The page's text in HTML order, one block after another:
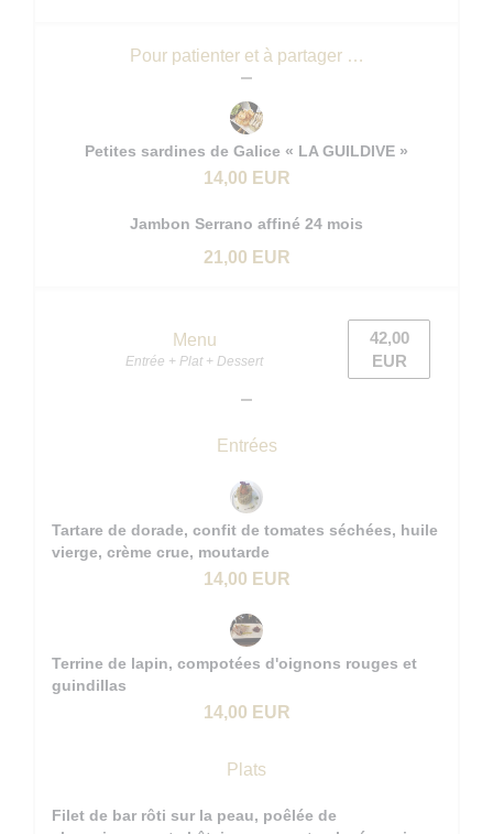
Pour patienter et à partager …
Petites sardines de Galice « LA GUILDIVE »
14,00 EUR
Jambon Serrano affiné 24 mois
21,00 EUR
Menu
Entrée + Plat + Dessert
42,00
EUR
Entrées
Tartare de dorade, confit de tomates séchées, huile
vierge, crème crue, moutarde
14,00 EUR
Terrine de lapin, compotées d'oignons rouges et
guindillas
14,00 EUR
Plats
Filet de bar rôti sur la peau, poêlée de